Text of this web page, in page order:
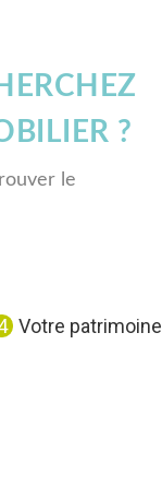
?
le
Votre patrimoine